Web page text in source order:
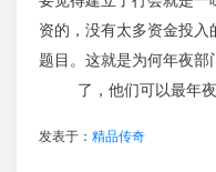
资的，没有太多资金投
题目。这就是为何年夜
了，他们可以最年
发表于： 精品传奇